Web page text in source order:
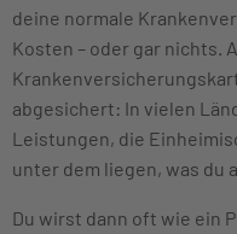
deine normale
Kosten – oder gar nichts.
abgesichert: In vielen
Leistungen, die
unter dem liegen, was du
Du wirst dann oft wie ein